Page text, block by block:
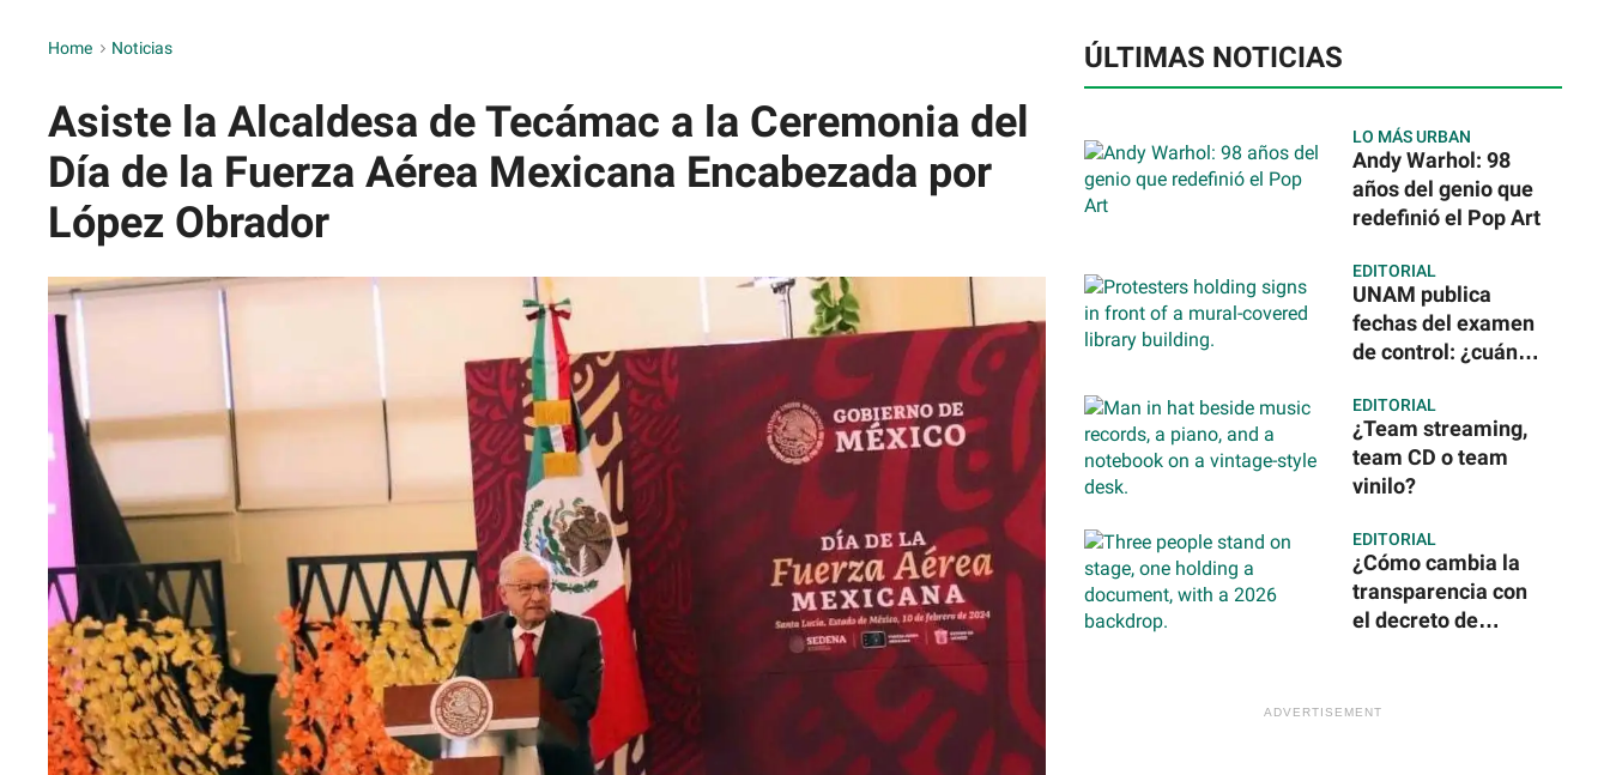
Home > Noticias
Asiste la Alcaldesa de Tecámac a la Ceremonia del
Día de la Fuerza Aérea Mexicana Encabezada por
López Obrador
ÚLTIMAS NOTICIAS
LO MÁS URBAN
Andy Warhol: 98
años del genio que
redefinió el Pop Art
EDITORIAL
UNAM publica
fechas del examen
de control: ¿cuándo
será?
EDITORIAL
¿Team streaming,
team CD o team
vinilo?
EDITORIAL
¿Cómo cambia la
transparencia con
el decreto de
lo que debes saber